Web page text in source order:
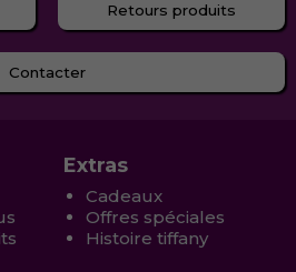
Retours produits
Contacter
Extras
Cadeaux
Offres spéciales
Histoire tiffany